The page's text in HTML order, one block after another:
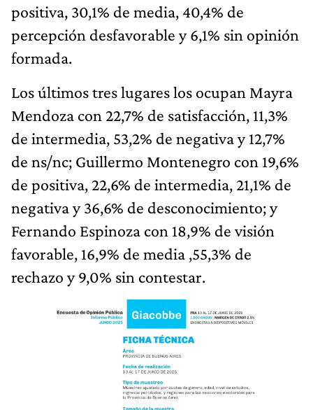
positiva, 30,1% de media, 40,4% de
percepción desfavorable y 6,1% sin opinión
formada.
Los últimos tres lugares los ocupan Mayra
Mendoza con 22,7% de satisfacción, 11,3%
de intermedia, 53,2% de negativa y 12,7%
de ns/nc; Guillermo Montenegro con 19,6%
de positiva, 22,6% de intermedia, 21,1% de
negativa y 36,6% de desconocimiento; y
Fernando Espinoza con 18,9% de visión
favorable, 16,9% de media ,55,3% de
rechazo y 9,0% sin contestar.